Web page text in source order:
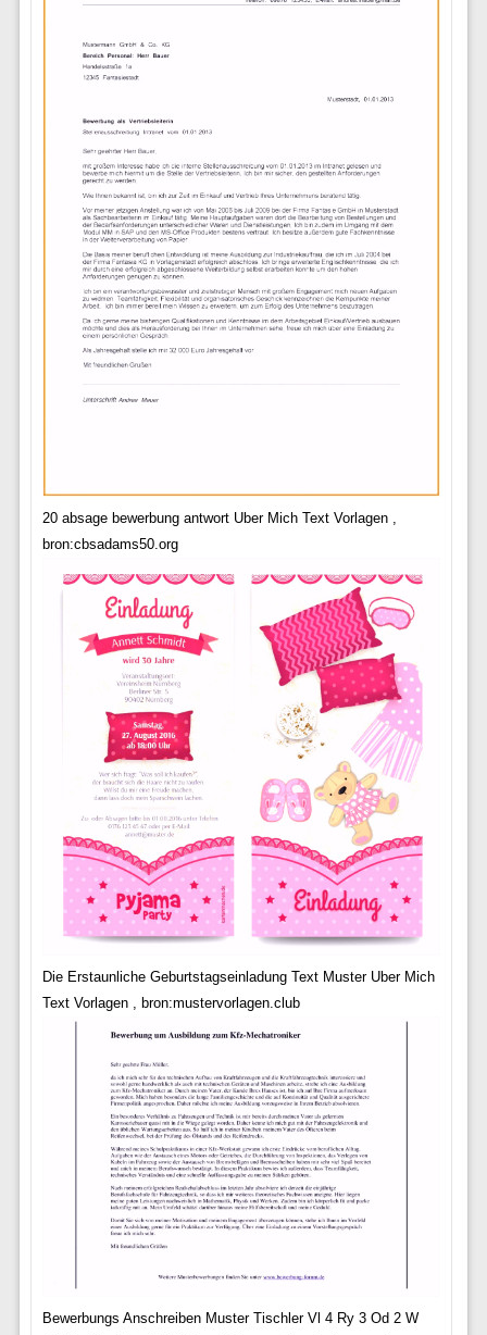
20 absage bewerbung antwort Uber Mich Text Vorlagen ,
bron:cbsadams50.org
Die Erstaunliche Geburtstagseinladung Text Muster Uber Mich
Text Vorlagen , bron:mustervorlagen.club
Bewerbungs Anschreiben Muster Tischler Vl 4 Ry 3 Od 2 W